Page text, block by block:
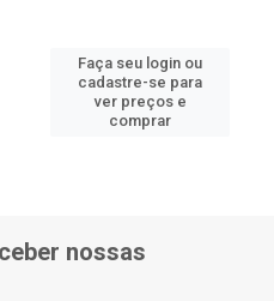
Faça seu login ou
cadastre-se para
ver preços e
comprar
nossas